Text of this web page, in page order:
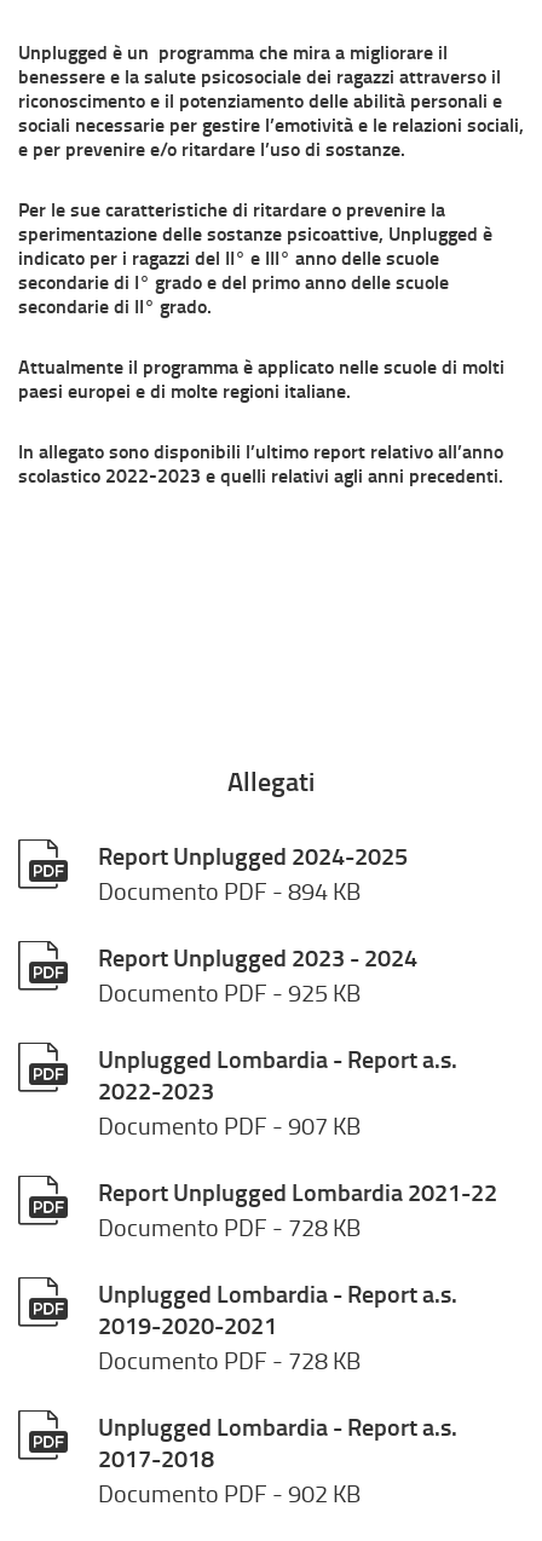
Unplugged è un programma che mira a migliorare il
benessere e la salute psicosociale dei ragazzi attraverso il
riconoscimento e il potenziamento delle abilità personali e
sociali necessarie per gestire l’emotività e le relazioni sociali,
e per prevenire e/o ritardare l’uso di sostanze.
Per le sue caratteristiche di ritardare o prevenire la
sperimentazione delle sostanze psicoattive, Unplugged è
indicato per i ragazzi del II° e III° anno delle scuole
secondarie di I° grado e del primo anno delle scuole
secondarie di II° grado.
Attualmente il programma è applicato nelle scuole di molti
paesi europei e di molte regioni italiane.
In allegato sono disponibili l’ultimo report relativo all’anno
scolastico 2022-2023 e quelli relativi agli anni precedenti.
Allegati
Report Unplugged 2024-2025
Documento PDF - 894 KB
Report Unplugged 2023 - 2024
Documento PDF - 925 KB
Unplugged Lombardia - Report a.s.
2022-2023
Documento PDF - 907 KB
Report Unplugged Lombardia 2021-22
Documento PDF - 728 KB
Unplugged Lombardia - Report a.s.
2019-2020-2021
Documento PDF - 728 KB
Unplugged Lombardia - Report a.s.
2017-2018
Documento PDF - 902 KB